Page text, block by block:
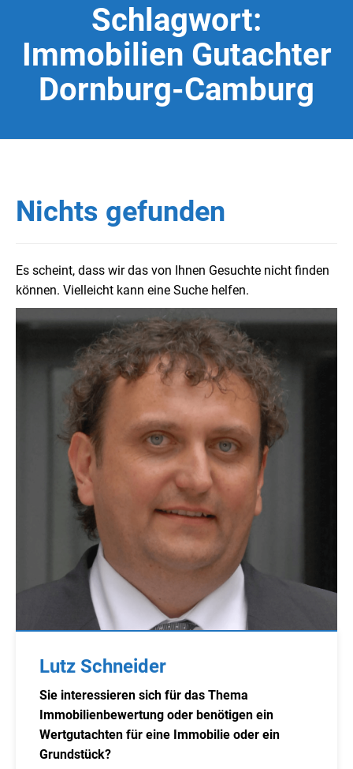
Schlagwort:
Immobilien Gutachter
Dornburg-Camburg
Nichts gefunden
Es scheint, dass wir das von Ihnen Gesuchte nicht finden
können. Vielleicht kann eine Suche helfen.
Lutz Schneider
Sie interessieren sich für das Thema
Immobilienbewertung oder benötigen ein
Wertgutachten für eine Immobilie oder ein
Grundstück?